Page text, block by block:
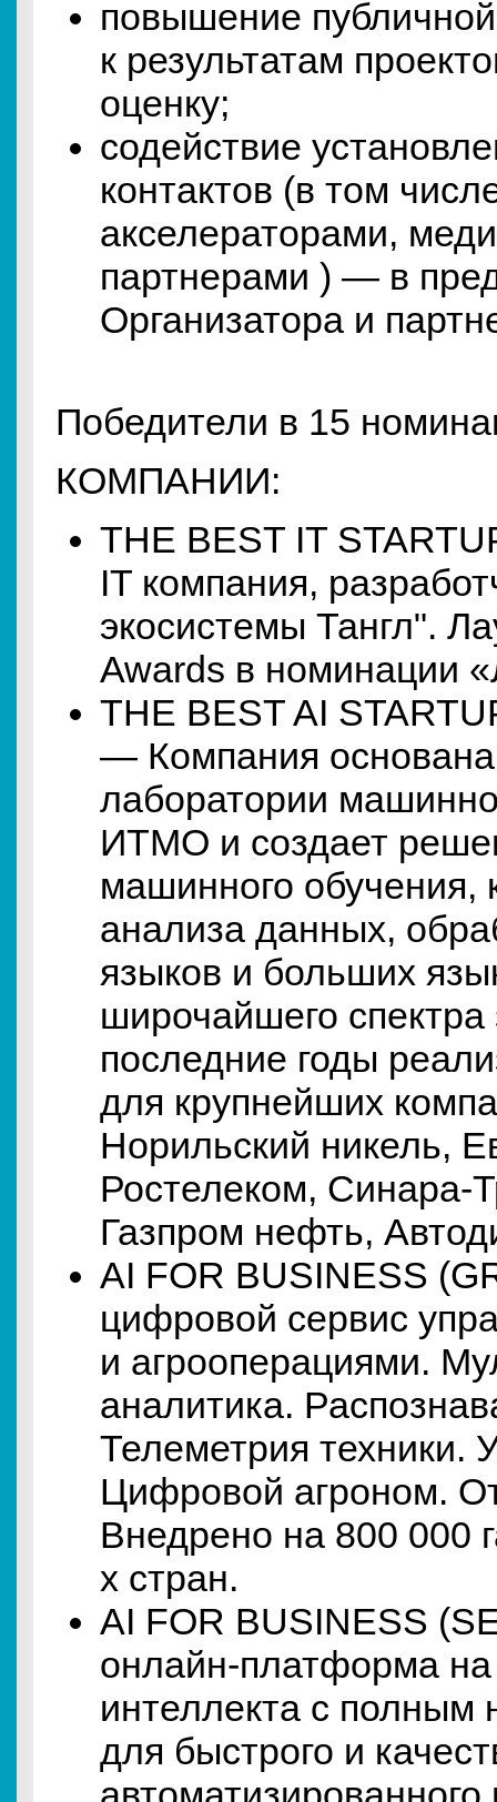
повышение
к результатам
оценку;
содействие
контактов (в том
акселераторами,
партнерами ) — в
Организатора и
Победители в 15
КОМПАНИИ:
THE BEST IT
IT компания,
экосистемы Тангл".
Awards в номинации
THE BEST AI
— Компания
лаборатории
ИТМО и создает
машинного обучения,
анализа данных,
языков и больших
широчайшего
последние годы
для крупнейших
Норильский никель,
Ростелеком,
Газпром нефть,
AI FOR BUSINESS
цифровой сервис
и агрооперациями.
аналитика.
Телеметрия техники.
Цифровой агроном.
Внедрено на 800 000
х стран.
AI FOR BUSINESS
онлайн-платформа на
интеллекта с полным
для быстрого и